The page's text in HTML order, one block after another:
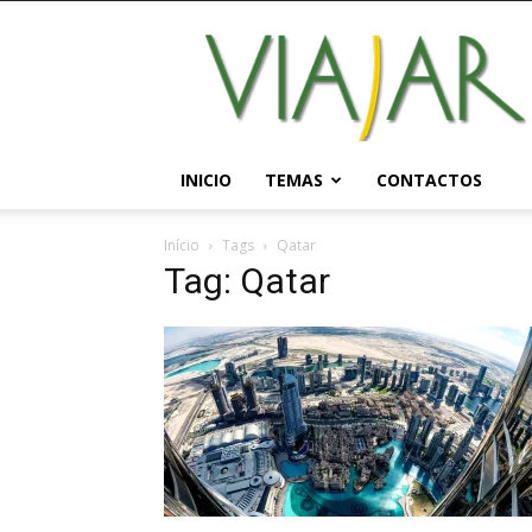
Viajar
Magazine
Online
INICIO TEMAS CONTACTOS
Início Tags Qatar
Tag: Qatar